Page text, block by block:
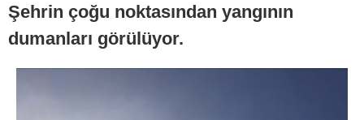
Şehrin çoğu noktasından yangının
dumanları görülüyor.